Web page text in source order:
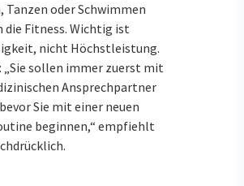
Tanzen oder Schwimmen
die Fitness. Wichtig ist
nicht Höchstleistung.
„Sie sollen immer zuerst mit
Ansprechpartner
Sie mit einer neuen
beginnen,“ empfiehlt